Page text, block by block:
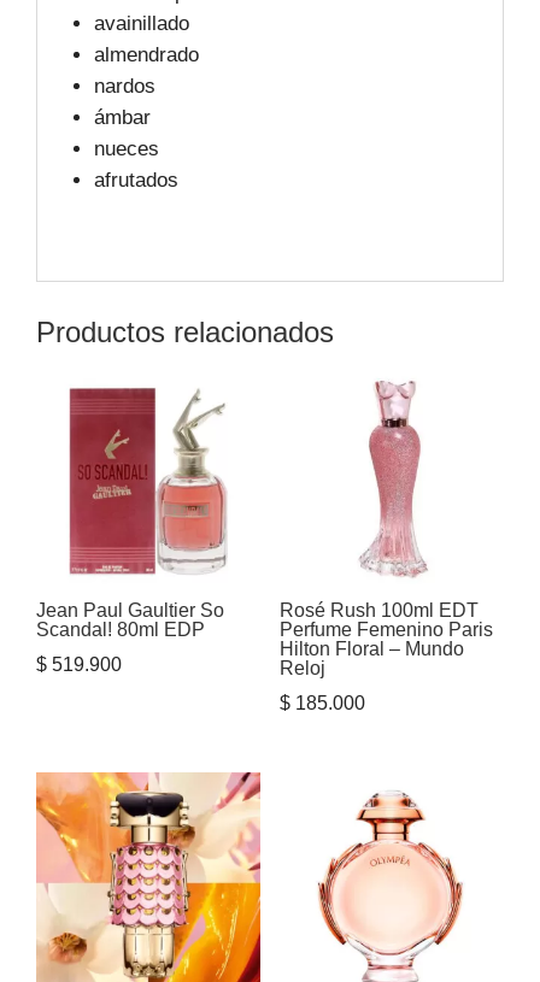
avainillado
almendrado
nardos
ámbar
nueces
afrutados
Productos relacionados
Jean Paul Gaultier So
Scandal! 80ml EDP
$ 519.900
Rosé Rush 100ml EDT
Perfume Femenino Paris
Hilton Floral – Mundo
Reloj
$185.000